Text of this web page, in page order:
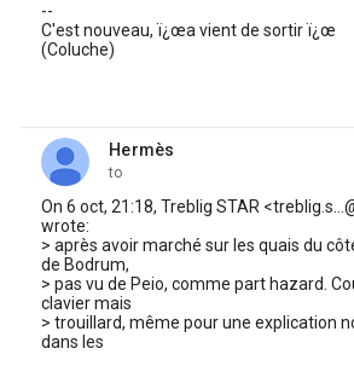
--
C'est nouveau, ï¿œa vient de sortir ï¿œ
(Coluche)
Hermès
unread,
to
On 6 oct, 21:18, Treblig STAR
wrote:
> après avoir marché sur les quais du
de Bodrum,
> pas vu de Peio, comme part hazard.
clavier mais
> trouillard, même pour une explication
dans les